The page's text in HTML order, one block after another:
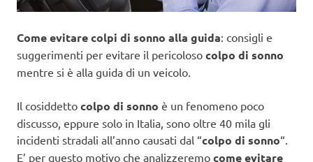
Come evitare colpi di sonno alla guida: consigli e
suggerimenti per evitare il pericoloso colpo di sonno
mentre si è alla guida di un veicolo.
Il cosiddetto colpo di sonno è un fenomeno poco
discusso, eppure solo in Italia, sono oltre 40 mila gli
incidenti stradali all’anno causati dal “colpo di sonno“.
E’ per questo motivo che analizzeremo come evitare